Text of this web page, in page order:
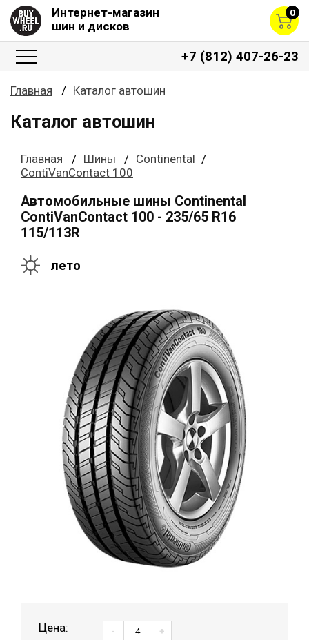
Интернет-магазин
шин и дисков
0
+7 (812) 407-26-23
Главная Каталог автошин
Каталог автошин
Главная Шины
Continental
ContiVanContact 100
Автомобильные шины Continental
ContiVanContact 100 - 235/65 R16
115/113R
лето
Цена:
- +